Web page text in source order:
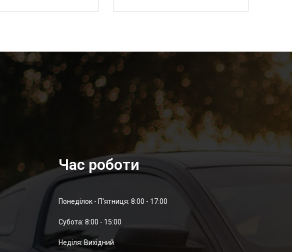
Час роботи
Понеділок - П'ятниця: 8:00 - 17:00
Суботa: 8:00 - 15:00
Неділя: Вихідний